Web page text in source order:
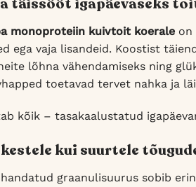
täissööt igapäevaseks
monoproteiin kuivtoit koerale on
ega vaja lisandeid. Koostist
lõhna vähendamiseks ning
toetavad tervet nahka ja
kõik – tasakaalustatud
kui suurtele
graanulisuurus sobib